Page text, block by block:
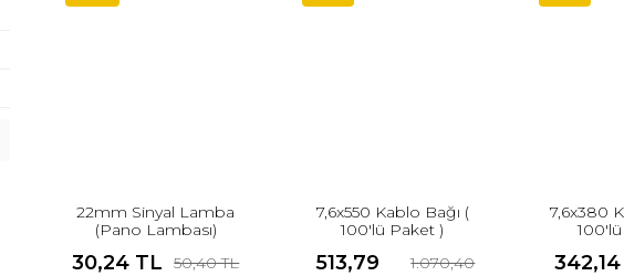
22mm Sinyal Lamba
(Pano Lambası)
30,24 TL 50,40 TL
7,6x550 Kablo Bağı (
100'lü Paket )
513,79
1.070,40
7,6x380
342,14